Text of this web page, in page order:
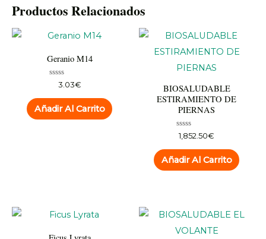
Productos Relacionados
Geranio M14
Valorado
con
0
de
5
3.03€
Añadir Al Carrito
BIOSALUDABLE
ESTIRAMIENTO DE
PIERNAS
Valorado
con
0
de
5
1,852.50€
Añadir Al Carrito